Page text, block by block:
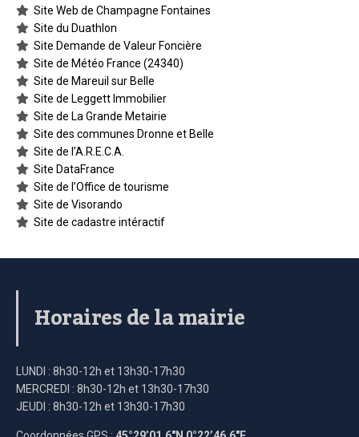
Site Web de Champagne Fontaines
Site du Duathlon
Site Demande de Valeur Foncière
Site de Météo France (24340)
Site de Mareuil sur Belle
Site de Leggett Immobilier
Site de La Grande Metairie
Site des communes Dronne et Belle
Site de l’A.R.E.C.A.
Site DataFrance
Site de l’Office de tourisme
Site de Visorando
Site de cadastre intéractif
Horaires de la mairie
LUNDI : 8h30-12h et 13h30-17h30
MERCREDI : 8h30-12h et 13h30-17h30
JEUDI : 8h30-12h et 13h30-17h30